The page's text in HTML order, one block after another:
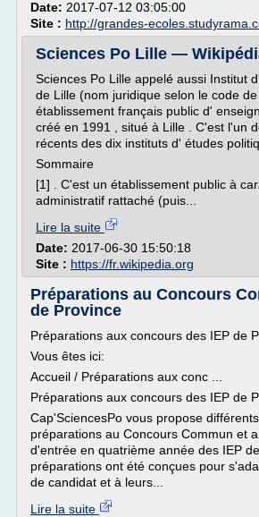
Date: 2017-07-12 03:05:00
Site : http://grandes-
Sciences Po Lille —
Sciences Po Lille appelé aussi Institut
de Lille (nom juridique selon le code
établissement français public d'
créé en 1991 , situé à Lille . C'est l'un
récents des dix instituts d' études
Sommaire
[1] . C'est un établissement public à
administratif rattaché (puis...
Lire la suite
Date: 2017-06-30 15:50:18
Site : https://fr.wikipedia.org
Préparations au Concours
de Province
Préparations aux concours des IEP de
Vous êtes ici:
Accueil / Préparations aux conc ...
Préparations aux concours des IEP de
Cap'SciencesPo vous propose
préparations au Concours Commun et
d'entrée en quatrième année des IEP
préparations ont été conçues pour
de candidat et à leurs...
Lire la suite